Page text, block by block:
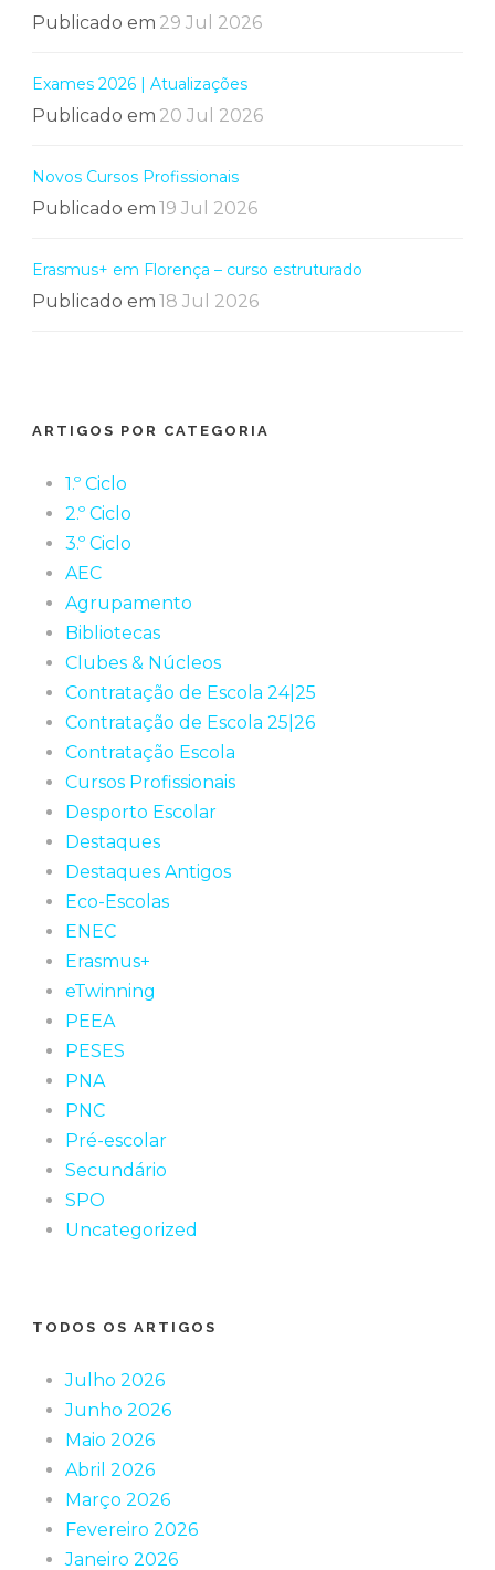
Publicado em 29 Jul 2026
Exames 2026 | Atualizações
Publicado em 20 Jul 2026
Novos Cursos Profissionais
Publicado em 19 Jul 2026
Erasmus+ em Florença – curso estruturado
Publicado em 18 Jul 2026
ARTIGOS POR CATEGORIA
1.º Ciclo
2.º Ciclo
3.º Ciclo
AEC
Agrupamento
Bibliotecas
Clubes & Núcleos
Contratação de Escola 24|25
Contratação de Escola 25|26
Contratação Escola
Cursos Profissionais
Desporto Escolar
Destaques
Destaques Antigos
Eco-Escolas
ENEC
Erasmus+
eTwinning
PEEA
PESES
PNA
PNC
Pré-escolar
Secundário
SPO
Uncategorized
TODOS OS ARTIGOS
Julho 2026
Junho 2026
Maio 2026
Abril 2026
Março 2026
Fevereiro 2026
Janeiro 2026